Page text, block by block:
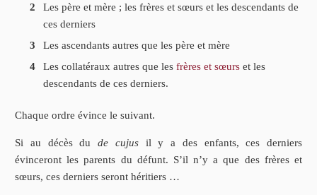
Les père et mère ; les frères et sœurs et les descendants de
ces derniers
Les ascendants autres que les père et mère
Les collatéraux autres que les frères et sœurs et les
descendants de ces derniers.
Chaque ordre évince le suivant.
Si au décès du de cujusil y a des enfants, ces derniers
évinceront les parents du défunt. S’il n’y a que des frères et
sœurs, ces derniers seront héritiers …